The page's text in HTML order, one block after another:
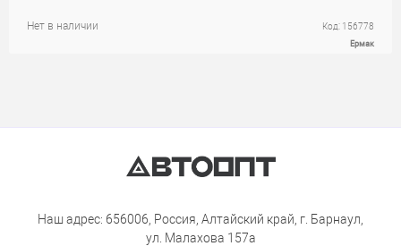
Нет в наличии Код: 156778
Ермак
Наш адрес: 656006, Россия, Алтайский край, г. Барнаул,
ул. Малахова 157а